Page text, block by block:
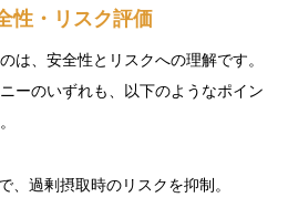
性・リスク評価
は、安全性とリスクへの理解です。
ーのいずれも、以下のようなポイン
で、過剰摂取時のリスクを抑制。